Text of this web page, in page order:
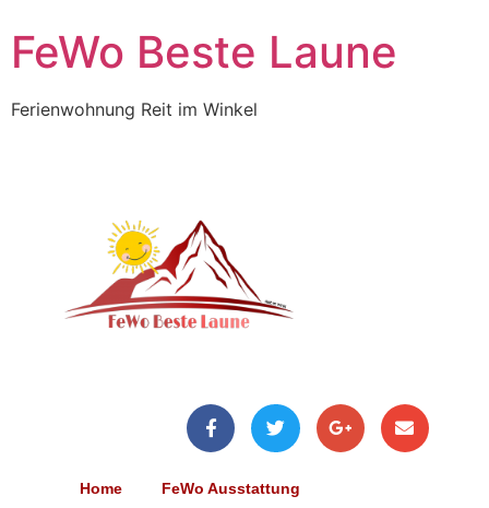
FeWo Beste Laune
Ferienwohnung Reit im Winkel
Home FeWo Ausstattung